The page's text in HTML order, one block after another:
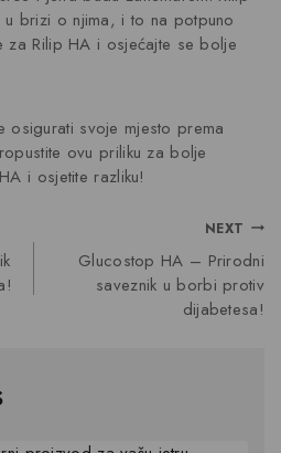
brizi o njima, i to na potpuno
za Rilip HA i osjećajte se bolje
osigurati svoje mjesto prema
ovu priliku za bolje
i osjetite razliku!
NEXT
Glucostop HA – Prirodni
saveznik u borbi protiv
dijabetesa!